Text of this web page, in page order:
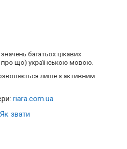
багатьох цікавих
що) українською мовою.
лише з активним
riara.com.ua
Як звати